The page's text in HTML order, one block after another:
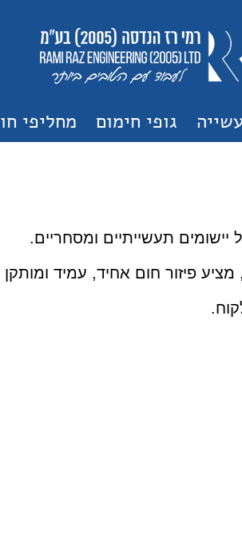
גופי חימום מחליפי
יישומים תעשייתיים ומסחריים.
מציע פיזור חום אחיד, עמיד